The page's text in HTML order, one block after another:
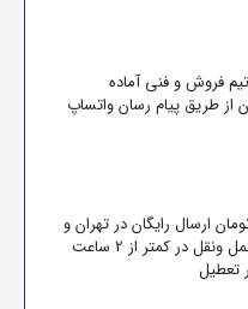
فروش و فنی آماده
از طریق پیام رسان واتساپ
ارسال رایگان در تهران و
شهرستان ها تا شرکت حمل ونقل در کمتر از 2 ساعت
تعطیل